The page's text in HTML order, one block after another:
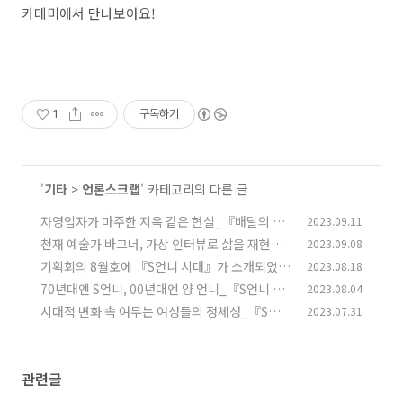
카데미에서 만나보아요!
1 구독하기
'기타 > 언론스크랩' 카테고리의 다른 글
자영업자가 마주한 지옥 같은 현실_『배달의 천
국』뉴시스, 한국일보, 서울신문, 경향신문, 한겨
레21, 기획회의 591호 언론 소개
(1)
2023.09.11
천재 예술가 바그너, 가상 인터뷰로 삶을 재현하
다_『바그너의 마지막 인터뷰』부산일보, 세계
일보, 국제신문 언론 소개 (0)
2023.09.08
기획회의 8월호에 『S언니 시대』가 소개되었습
니다! (0)
2023.08.18
70년대엔 S언니, 00년대엔 양 언니_『S언니 시
대』 매일신문 소개 (0)
2023.08.04
시대적 변화 속 여무는 여성들의 정체성_『S언
2023.07.31
관련글